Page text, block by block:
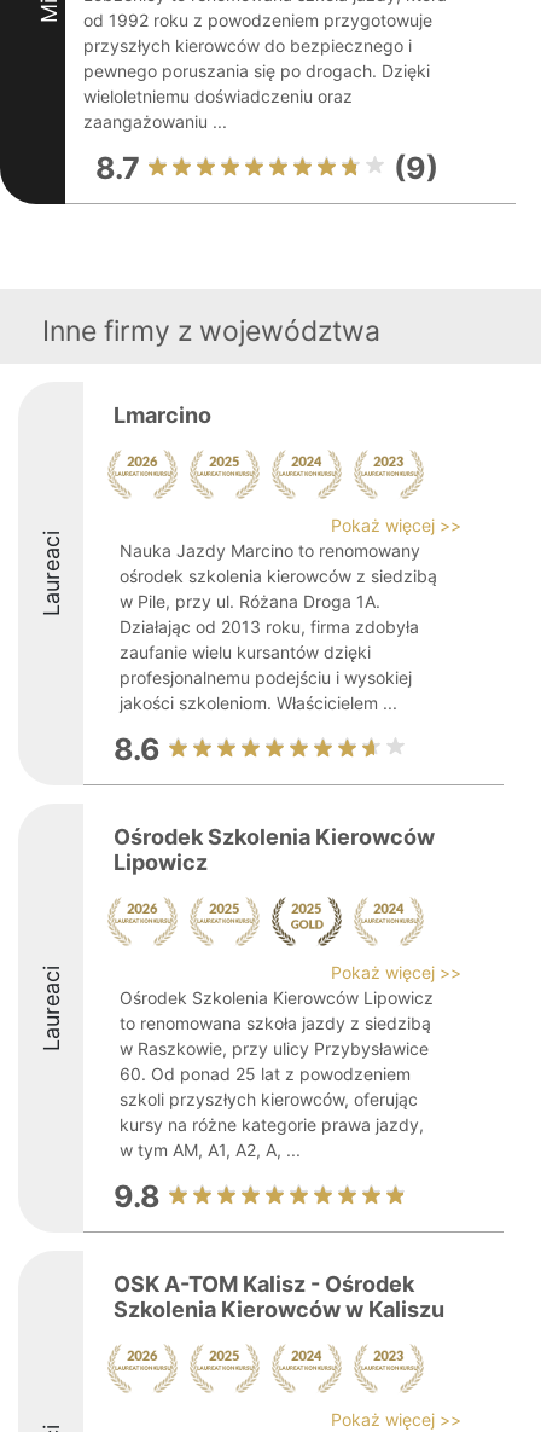
od 1992 roku z powodzeniem przygotowuje
przyszłych kierowców do bezpiecznego i
pewnego poruszania się po drogach. Dzięki
wieloletniemu doświadczeniu oraz
zaangażowaniu ...
8.7 (9)
Inne firmy z województwa
Laureaci
Lmarcino
Pokaż więcej >>
Nauka Jazdy Marcino to renomowany
ośrodek szkolenia kierowców z siedzibą
w Pile, przy ul. Różana Droga 1A.
Działając od 2013 roku, firma zdobyła
zaufanie wielu kursantów dzięki
profesjonalnemu podejściu i wysokiej
jakości szkoleniom. Właścicielem ...
8.6
Laureaci
Ośrodek Szkolenia Kierowców
Lipowicz
Pokaż więcej >>
Ośrodek Szkolenia Kierowców Lipowicz
to renomowana szkoła jazdy z siedzibą
w Raszkowie, przy ulicy Przybysławice
60. Od ponad 25 lat z powodzeniem
szkoli przyszłych kierowców, oferując
kursy na różne kategorie prawa jazdy,
w tym AM, A1, A2, A, ...
9.8
OSK A-TOM Kalisz - Ośrodek
Szkolenia Kierowców w Kaliszu
Pokaż więcej >>